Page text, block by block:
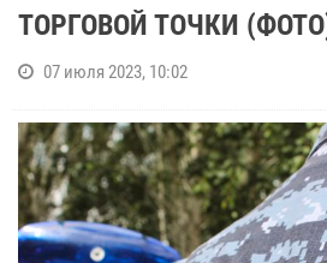
ТОРГОВОЙ ТОЧКИ
07 июля 2023, 10:02